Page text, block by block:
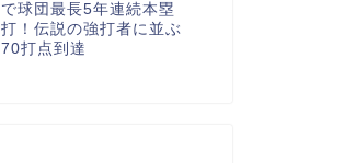
で球団最長5年連続本塁
打！伝説の強打者に並ぶ
70打点到達